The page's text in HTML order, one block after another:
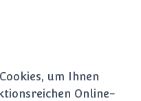
um Ihnen
Online-